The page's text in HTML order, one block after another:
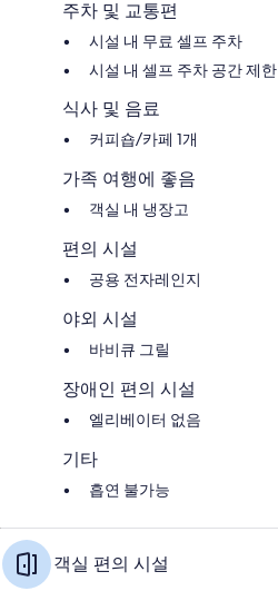
주차 및 교통편
시설 내 무료 셀프 주차
시설 내 셀프 주차 공간 제한
식사 및 음료
커피숍/카페 1개
가족 여행에 좋음
객실 내 냉장고
편의 시설
공용 전자레인지
야외 시설
바비큐 그릴
장애인 편의 시설
엘리베이터 없음
기타
흡연 불가능
객실 편의 시설